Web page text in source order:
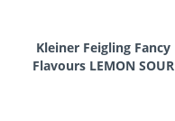
Kleiner Feigling Fancy
Flavours LEMON SOUR